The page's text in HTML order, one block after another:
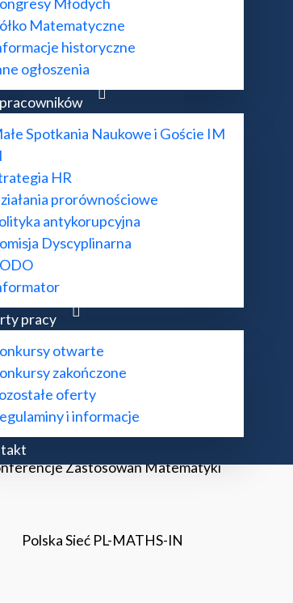
Matematyczne
historyczne
ogłoszenia
Spotkania Naukowe i Goście IM
HR
prorównościowe
antykorupcyjna
Dyscyplinarna
pracy
otwarte
zakończone
oferty
i informacje
Zastosowań Komitetu Matematyki PAN
Zastosowań Matematyki
Polska Sieć PL-MATHS-IN